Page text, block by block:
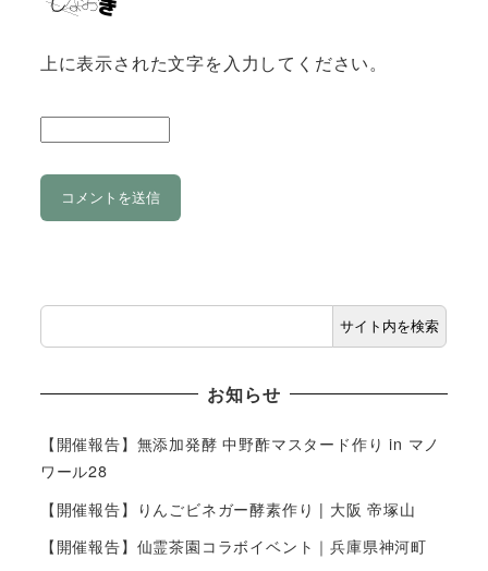
上に表示された文字を入力してください。
サイト内を検索
お知らせ
【開催報告】無添加発酵 中野酢マスタード作り in マノ
ワール28
【開催報告】りんごビネガー酵素作り | 大阪 帝塚山
【開催報告】仙霊茶園コラボイベント｜兵庫県神河町